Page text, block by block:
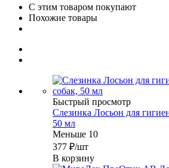
С этим товаром покупают
Похожие товары
Быстрый просмотр
Слезинка Лосьон для
50 мл
Меньше 10
377 ₽/шт
В корзину